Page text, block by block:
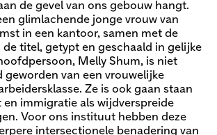
de gevel van ons gebouw hangt.
glimlachende jonge vrouw van
in een kantoor, samen met de
de titel, getypt en geschaald in gelijke
Melly Shum, is niet
geworden van een vrouwelijke
Ze is ook gaan staan
en immigratie als wijdverspreide
Voor ons instituut hebben deze
intersectionele benadering van